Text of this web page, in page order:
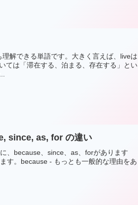
解できる単語です。大きく言えば、liveは
ては「滞在する、泊まる、存在する」とい
since, as, for の違い
、because、since、as、forがあります
す。because - もっとも一般的な理由をあ